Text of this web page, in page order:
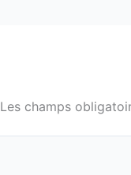
Les champs